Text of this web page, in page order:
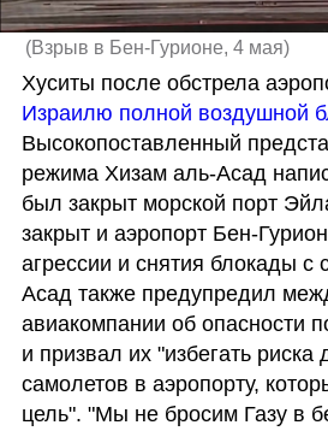
(Взрыв в Бен-Гурионе, 4 мая)
Хуситы после обстрела
Израилю полной воздушной
Высокопоставленный
режима Хизам аль-Асад
был закрыт морской порт
закрыт и аэропорт Бен-
агрессии и снятия блокады с
Асад также предупредил
авиакомпании об опасности
и призвал их "избегать
самолетов в аэропорту,
цель". "Мы не бросим Газу в